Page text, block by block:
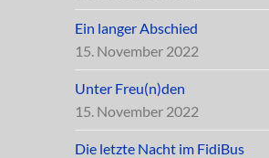
Ein langer Abschied
15. November 2022
Unter Freu(n)den
15. November 2022
Die letzte Nacht im FidiBus